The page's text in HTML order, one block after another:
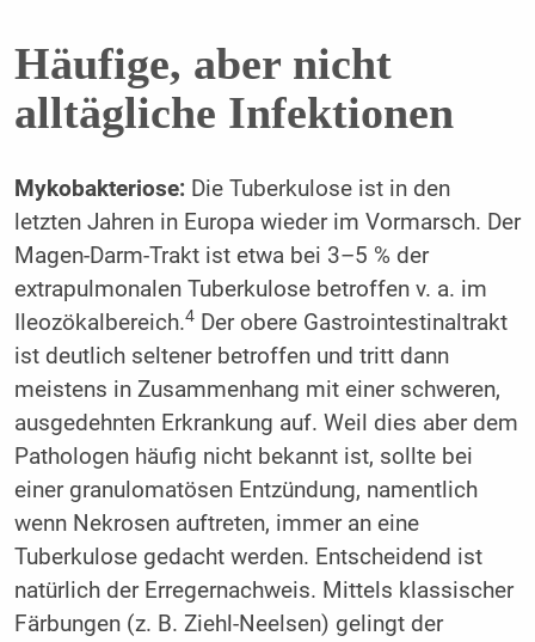
Häufige, aber nicht
alltägliche Infektionen
Mykobakteriose:Die Tuberkulose ist in den
letzten Jahren in Europa wieder im Vormarsch. Der
Magen-Darm-Trakt ist etwa bei 3–5 % der
extrapulmonalen Tuberkulose betroffen v. a. im
Ileozökalbereich.4Der obere Gastrointestinaltrakt
ist deutlich seltener betroffen und tritt dann
meistens in Zusammenhang mit einer schweren,
ausgedehnten Erkrankung auf. Weil dies aber dem
Pathologen häufig nicht bekannt ist, sollte bei
einer granulomatösen Entzündung, namentlich
wenn Nekrosen auftreten, immer an eine
Tuberkulose gedacht werden. Entscheidend ist
natürlich der Erregernachweis. Mittels klassischer
Färbungen (z. B. Ziehl-Neelsen) gelingt der